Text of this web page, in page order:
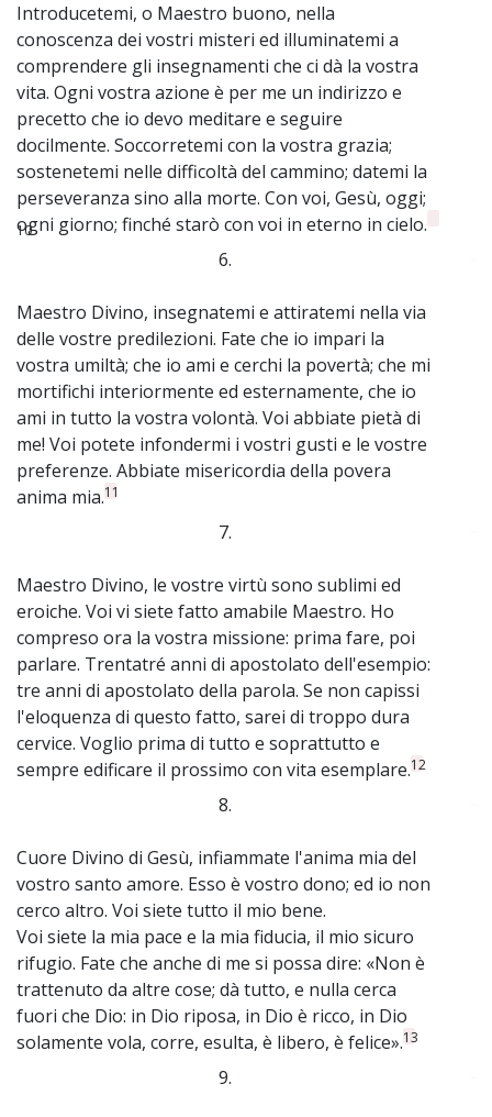
Introducetemi, o Maestro buono, nella
conoscenza dei vostri misteri ed illuminatemi a
comprendere gli insegnamenti che ci dà la vostra
vita. Ogni vostra azione è per me un indirizzo e
precetto che io devo meditare e seguire
docilmente. Soccorretemi con la vostra grazia;
sostenetemi nelle difficoltà del cammino; datemi la
perseveranza sino alla morte. Con voi, Gesù, oggi;
ogni giorno; finché starò con voi in eterno in cielo.
10
6.
Maestro Divino, insegnatemi e attiratemi nella via
delle vostre predilezioni. Fate che io impari la
vostra umiltà; che io ami e cerchi la povertà; che mi
mortifichi interiormente ed esternamente, che io
ami in tutto la vostra volontà. Voi abbiate pietà di
me! Voi potete infondermi i vostri gusti e le vostre
preferenze. Abbiate misericordia della povera
anima mia.11
7.
Maestro Divino, le vostre virtù sono sublimi ed
eroiche. Voi vi siete fatto amabile Maestro. Ho
compreso ora la vostra missione: prima fare, poi
parlare. Trentatré anni di apostolato dell'esempio:
tre anni di apostolato della parola. Se non capissi
l'eloquenza di questo fatto, sarei di troppo dura
cervice. Voglio prima di tutto e soprattutto e
sempre edificare il prossimo con vita esemplare.12
8.
Cuore Divino di Gesù, infiammate l'anima mia del
vostro santo amore. Esso è vostro dono; ed io non
cerco altro. Voi siete tutto il mio bene.
Voi siete la mia pace e la mia fiducia, il mio sicuro
rifugio. Fate che anche di me si possa dire: «Non è
trattenuto da altre cose; dà tutto, e nulla cerca
fuori che Dio: in Dio riposa, in Dio è ricco, in Dio
solamente vola, corre, esulta, è libero, è felice».13
9.